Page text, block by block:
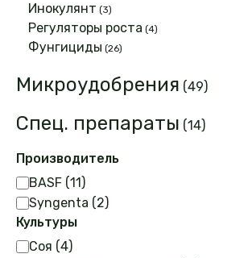
Инокулянт 33
Регуляторы роста 44
Фунгициды 2626
Микроудобрения 4949
товаров
Спец. препараты 1414
товаров
Производитель
Производитель
BASF (11)
Syngenta (2)
Культуры
Культуры
Соя (4)